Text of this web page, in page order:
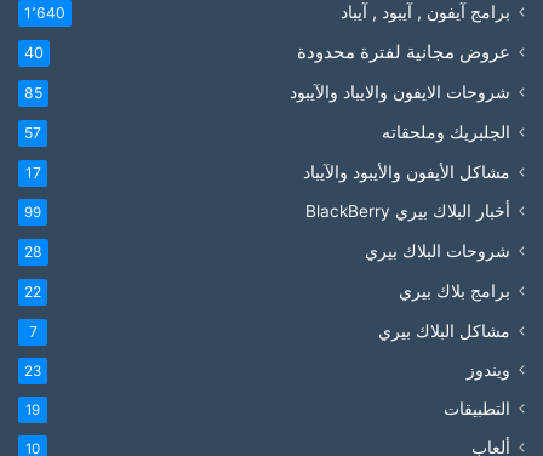
برامج آيفون , آيبود , آيباد 1٬640
عروض مجانية لفترة محدودة 40
شروحات الايفون والايباد والآيبود 85
الجلبريك وملحقاته 57
مشاكل الأيفون والأيبود والآيباد 17
أخبار البلاك بيري BlackBerry 99
شروحات البلاك بيري 28
برامج بلاك بيري 22
مشاكل البلاك بيري 7
ويندوز 23
التطبيقات 19
ألعاب 10